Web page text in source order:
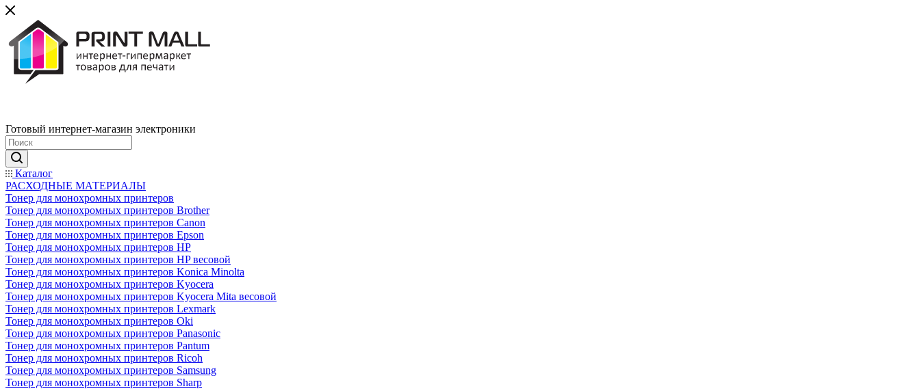
Готовый интернет-магазин электроники
Каталог
РАСХОДНЫЕ МАТЕРИАЛЫ
Тонер для монохромных принтеров
Тонер для монохромных принтеров Brother
Тонер для монохромных принтеров Canon
Тонер для монохромных принтеров Epson
Тонер для монохромных принтеров HP
Тонер для монохромных принтеров HP весовой
Тонер для монохромных принтеров Konica Minolta
Тонер для монохромных принтеров Kyocera
Тонер для монохромных принтеров Kyocera Mita весовой
Тонер для монохромных принтеров Lexmark
Тонер для монохромных принтеров Oki
Тонер для монохромных принтеров Panasonic
Тонер для монохромных принтеров Pantum
Тонер для монохромных принтеров Ricoh
Тонер для монохромных принтеров Samsung
Тонер для монохромных принтеров Sharp